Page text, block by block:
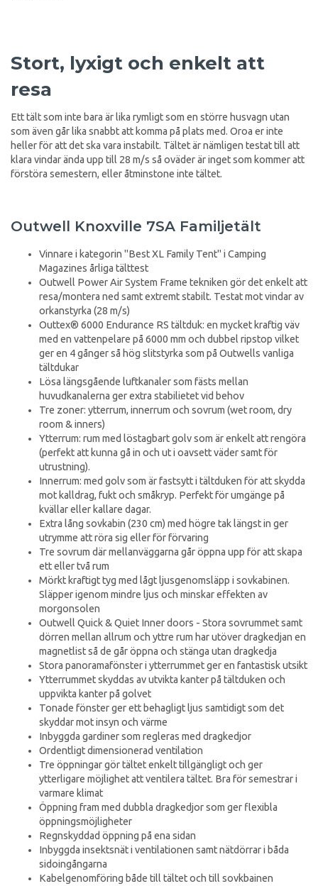
Stort, lyxigt och enkelt att
resa
Ett tält som inte bara är lika rymligt som en större husvagn utan
som även går lika snabbt att komma på plats med. Oroa er inte
heller för att det ska vara instabilt. Tältet är nämligen testat till att
klara vindar ända upp till 28 m/s så oväder är inget som kommer att
förstöra semestern, eller åtminstone inte tältet.
Outwell Knoxville 7SA Familjetält
Vinnare i kategorin "Best XL Family Tent" i Camping
Magazines årliga tälttest
Outwell Power Air System Frame tekniken gör det enkelt att
resa/montera ned samt extremt stabilt. Testat mot vindar av
orkanstyrka (28 m/s)
Outtex® 6000 Endurance RS tältduk: en mycket kraftig väv
med en vattenpelare på 6000 mm och dubbel ripstop vilket
ger en 4 gånger så hög slitstyrka som på Outwells vanliga
tältdukar
Lösa längsgående luftkanaler som fästs mellan
huvudkanalerna ger extra stabilietet vid behov
Tre zoner: ytterrum, innerrum och sovrum (wet room, dry
room & inners)
Ytterrum: rum med löstagbart golv som är enkelt att rengöra
(perfekt att kunna gå in och ut i oavsett väder samt för
utrustning).
Innerrum: med golv som är fastsytt i tältduken för att skydda
mot kalldrag, fukt och småkryp. Perfekt för umgänge på
kvällar eller kallare dagar.
Extra lång sovkabin (230 cm) med högre tak längst in ger
utrymme att röra sig eller för förvaring
Tre sovrum där mellanväggarna går öppna upp för att skapa
ett eller två rum
Mörkt kraftigt tyg med lågt ljusgenomsläpp i sovkabinen.
Släpper igenom mindre ljus och minskar effekten av
morgonsolen
Outwell Quick & Quiet Inner doors - Stora sovrummet samt
dörren mellan allrum och yttre rum har utöver dragkedjan en
magnetlist så de går öppna och stänga utan dragkedja
Stora panoramafönster i ytterrummet ger en fantastisk utsikt
Ytterrummet skyddas av utvikta kanter på tältduken och
uppvikta kanter på golvet
Tonade fönster ger ett behagligt ljus samtidigt som det
skyddar mot insyn och värme
Inbyggda gardiner som regleras med dragkedjor
Ordentligt dimensionerad ventilation
Tre öppningar gör tältet enkelt tillgängligt och ger
ytterligare möjlighet att ventilera tältet. Bra för semestrar i
varmare klimat
Öppning fram med dubbla dragkedjor som ger flexibla
öppningsmöjligheter
Regnskyddad öppning på ena sidan
Inbyggda insektsnät i ventilationen samt nätdörrar i båda
sidoingångarna
Kabelgenomföring både till tältet och till sovkbainen